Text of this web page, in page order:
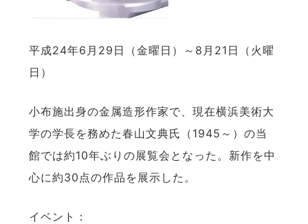
平成24年6月29日（金曜日）～8月21日（火曜
日）
小布施出身の金属造形作家で、現在横浜美術大
学の学長を務めた春山文典氏（1945～）の当
館では約10年ぶりの展覧会となった。新作を中
心に約30点の作品を展示した。
イベント：